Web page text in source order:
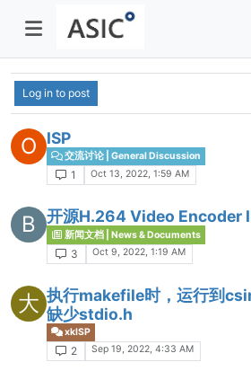
Log in to post
O ISP
交流讨论 | General Discussion
1 Oct 13, 2022, 1:59 AM
B 开源H.264 Video Encoder
新闻文档 | News & Documents
3 Oct 9, 2022, 1:19 AM
大 执行makefile时，运行到
缺少stdio.h
xkISP
2 Sep 19, 2022, 4:33 AM